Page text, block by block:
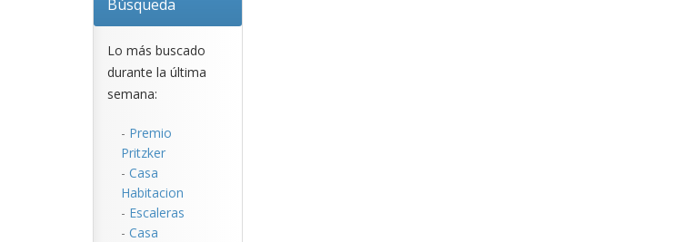
Búsqueda
Lo más buscado
durante la última
semana:
- Premio
Pritzker
- Casa
Habitacion
- Escaleras
- Casa